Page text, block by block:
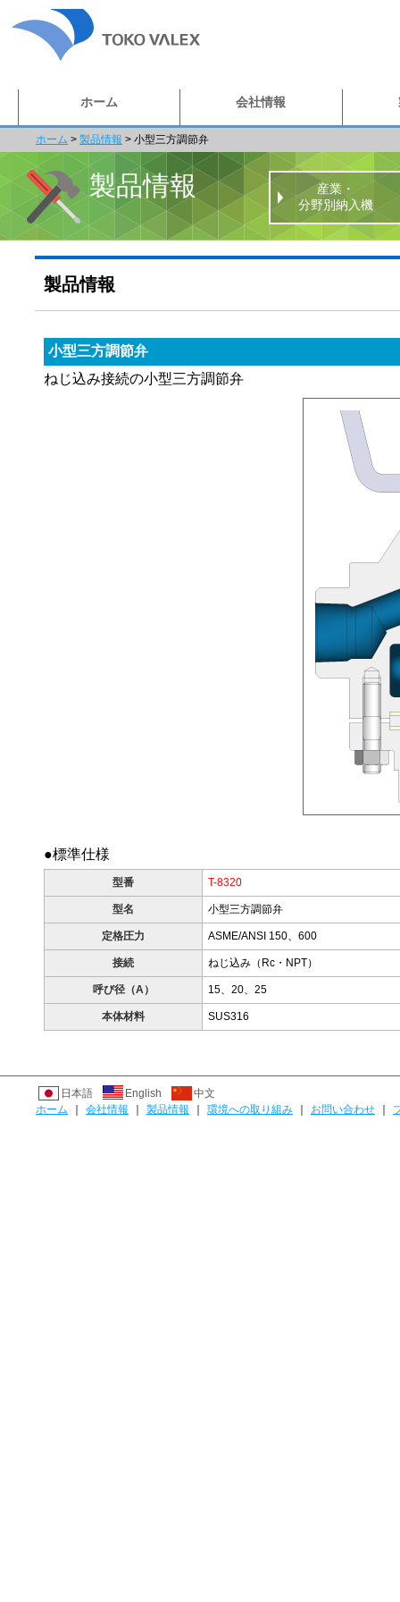
ホーム 会社情報
ホーム > 製品情報 > 小型三方調節弁
製品情報
産業・
分野別納入機
製品情報
小型三方調節弁
ねじ込み接続の小型三方調節弁
●標準仕様
型番 T-8320
型名 小型三方調節弁
定格圧力 ASME/ANSI 150、600
接続 ねじ込み（Rc・NPT）
呼び径（A） 15、20、25
本体材料 SUS316
日本語 English
中文
ホーム
｜ 会社情報 ｜ 製品情報 ｜ 環境への取り組み ｜ お問い合わせ ｜